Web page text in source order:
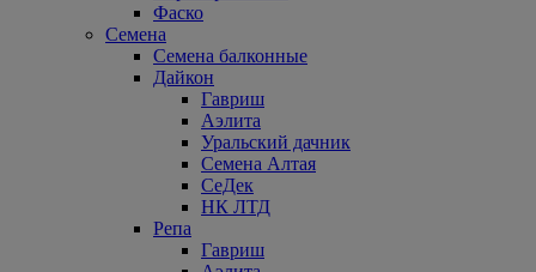
Фаско
Семена
Семена балконные
Дайкон
Гавриш
Аэлита
Уральский дачник
Семена Алтая
СеДек
НК ЛТД
Репа
Гавриш